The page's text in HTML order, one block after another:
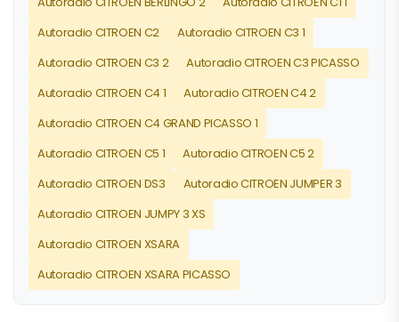
Autoradio CITROEN C2
Autoradio CITROEN C3 1
Autoradio CITROEN C3 2
Autoradio CITROEN C3 PICASSO
Autoradio CITROEN C4 1
Autoradio CITROEN C4 2
Autoradio CITROEN C4 GRAND PICASSO 1
Autoradio CITROEN C5 1
Autoradio CITROEN C5 2
Autoradio CITROEN DS3
Autoradio CITROEN JUMPER 3
Autoradio CITROEN JUMPY 3 XS
Autoradio CITROEN XSARA
Autoradio CITROEN XSARA PICASSO